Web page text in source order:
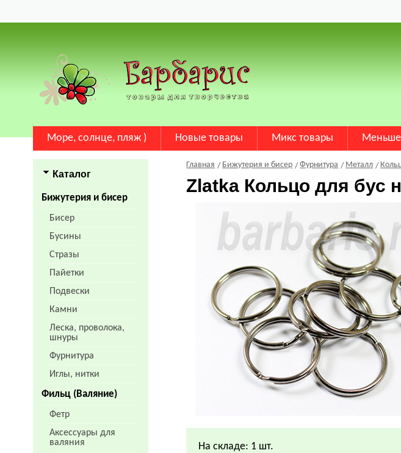
Море, солнце, пляж ) Новые товары Микс товары Меньше
Каталог
Бижутерия и бисер
Бисер
Бусины
Стразы
Пайетки
Подвески
Камни
Леска, проволока,
шнуры
Фурнитура
Иглы, нитки
Фильц (Валяние)
Фетр
Аксессуары для
валяния
Главная Бижутерия и бисер Фурнитура Металл
Zlatka Кольцо для бус
На складе: 1 шт.